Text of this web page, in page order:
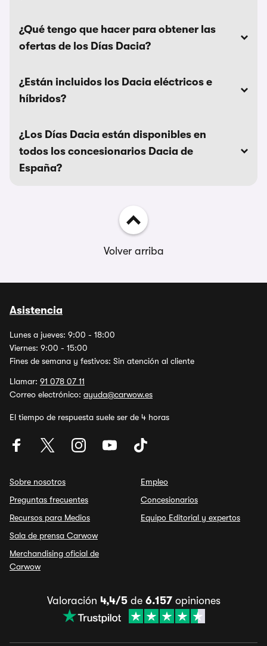
¿Qué tengo que hacer para obtener las
ofertas de los Días Dacia?
¿Están incluidos los Dacia eléctricos e
híbridos?
¿Los Días Dacia están disponibles en
todos los concesionarios Dacia de
España?
Volver arriba
Asistencia
Lunes a jueves: 9:00 - 18:00
Viernes: 9:00 - 15:00
Fines de semana y festivos: Sin atención al cliente
Llamar: 91 078 07 11
Correo electrónico: ayuda@carwow.es
El tiempo de respuesta suele ser de 4 horas
Sobre nosotros
Preguntas frecuentes
Recursos para Medios
Sala de prensa Carwow
Merchandising oficial de
Carwow
Empleo
Concesionarios
Equipo Editorial y expertos
Valoración 4,4/5de 6.157opiniones